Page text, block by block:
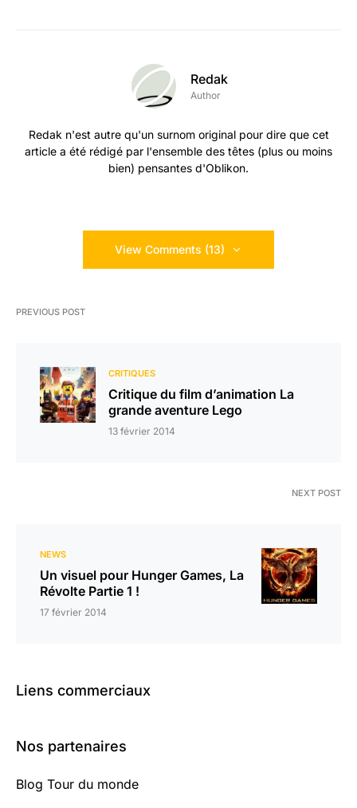
Redak
Author
Redak n'est autre qu'un surnom original pour dire que cet
article a été rédigé par l'ensemble des têtes (plus ou moins
bien) pensantes d'Oblikon.
View Comments (13)
PREVIOUS POST
CRITIQUES
Critique du film d’animation La
grande aventure Lego
13 février 2014
NEXT POST
NEWS
Un visuel pour Hunger Games, La
Révolte Partie 1 !
17 février 2014
Liens commerciaux
Nos partenaires
Blog Tour du monde